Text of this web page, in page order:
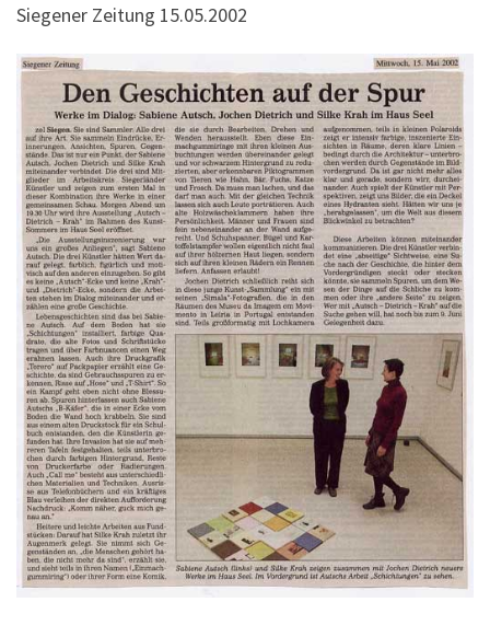
Siegener Zeitung 15.05.2002